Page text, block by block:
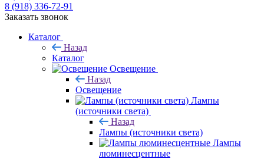
8 (918) 336-72-91
Заказать звонок
Каталог
Назад
Каталог
Освещение
Назад
Освещение
Лампы
(источники света)
Назад
Лампы (источники света)
Лампы
люминесцентные